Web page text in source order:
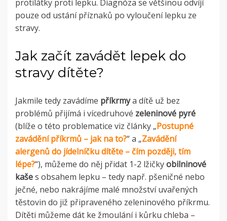
protilátky proti lepku. Diagnóza se většinou odvíjí
pouze od ustání příznaků po vyloučení lepku ze
stravy.
Jak začít zavádět lepek do
stravy dítěte?
Jakmile tedy zavádíme příkrmya dítě už bez
problémů přijímá i vícedruhové zeleninové pyré
(blíže o této problematice viz články „Postupné
zavádění příkrmů – jak na to?“ a „Zavádění
alergenů do jídelníčku dítěte – čím později, tím
lépe?“), můžeme do něj přidat 1-2 lžičkyobilninové
kašes obsahem lepku – tedy např. pšeničné nebo
ječné, nebo nakrájíme malé množství uvařených
těstovin do již připraveného zeleninového příkrmu.
Dítěti můžeme dát ke žmoulání i kůrku chleba –